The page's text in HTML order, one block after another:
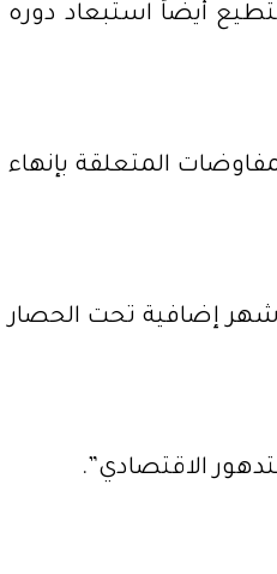
أيضاً استبعاد دوره
المتعلقة بإنهاء
إلى أن إيران قادرة على الصمود نحو 4 أشهر إضافية تحت الحصار
الاقتصادي”.